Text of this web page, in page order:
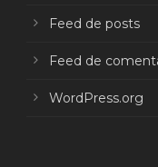
Feed de posts
Feed de
WordPress.org